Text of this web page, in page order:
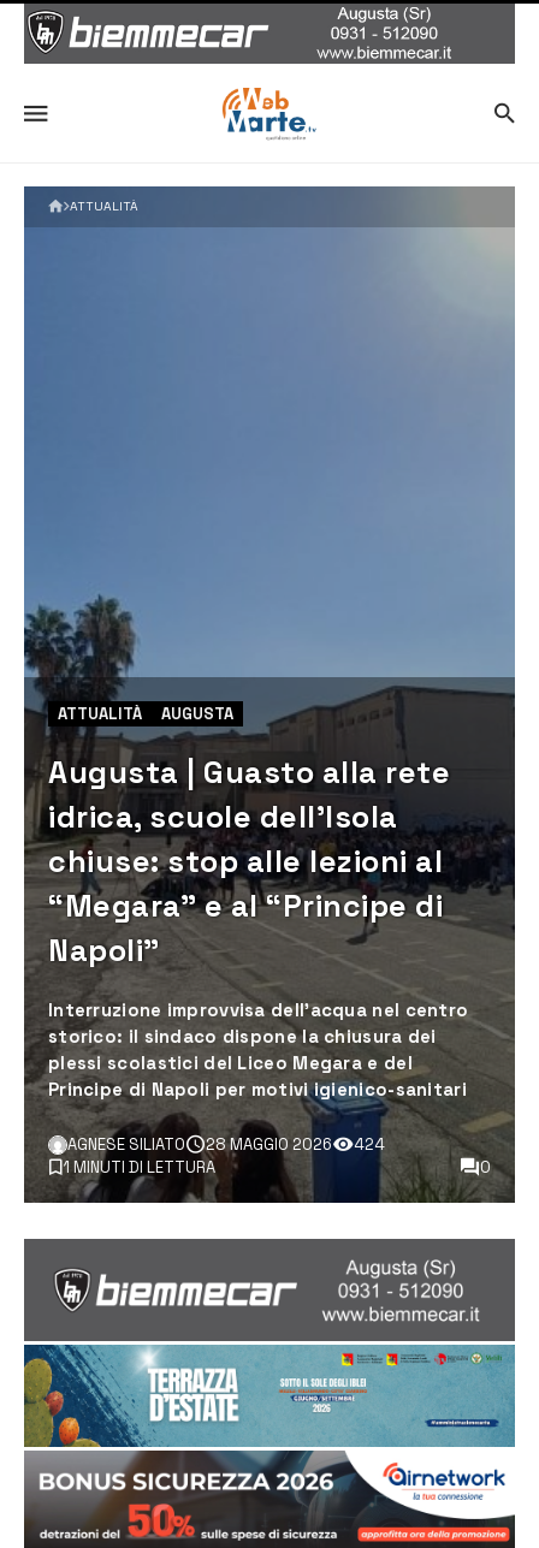
ATTUALITÀ
ATTUALITÀ AUGUSTA
Augusta | Guasto alla rete
idrica, scuole dell’Isola
chiuse: stop alle lezioni al
“Megara” e al “Principe di
Napoli”
Interruzione improvvisa dell’acqua nel centro
storico: il sindaco dispone la chiusura dei
plessi scolastici del Liceo Megara e del
Principe di Napoli per motivi igienico-sanitari
AGNESE SILIATO 28 MAGGIO 2026
424
1 MINUTI DI LETTURA
0